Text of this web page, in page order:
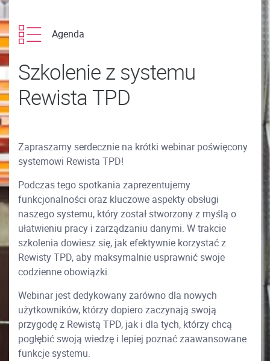
Agenda
Szkolenie z systemu
Rewista TPD
Zapraszamy serdecznie na krótki webinar poświęcony
systemowi Rewista TPD!
Podczas tego spotkania zaprezentujemy
funkcjonalności oraz kluczowe aspekty obsługi
naszego systemu, który został stworzony z myślą o
ułatwieniu pracy i zarządzaniu danymi. W trakcie
szkolenia dowiesz się, jak efektywnie korzystać z
Rewisty TPD, aby maksymalnie usprawnić swoje
codzienne obowiązki.
Webinar jest dedykowany zarówno dla nowych
użytkowników, którzy dopiero zaczynają swoją
przygodę z Rewistą TPD, jak i dla tych, którzy chcą
pogłębić swoją wiedzę i lepiej poznać zaawansowane
funkcje systemu.